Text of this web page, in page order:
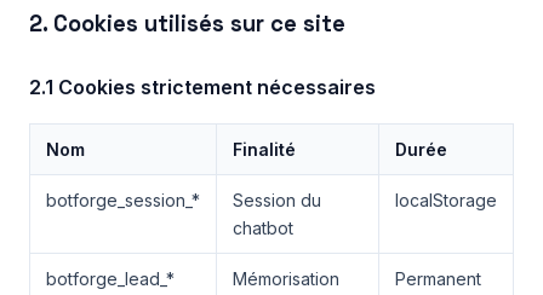
2. Cookies utilisés sur ce site
2.1 Cookies strictement nécessaires
Nom Finalité Durée
botforge_session_*
Session du
chatbot
localStorage
botforge_lead_*
Mémorisation
Permanent